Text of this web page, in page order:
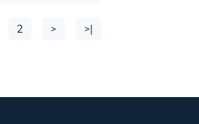
2 > >|